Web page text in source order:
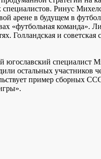
Ринус
арене в будущем в футбол
«футбольная команда».
Голландская и
югославский специалист
остальных
пример сборных